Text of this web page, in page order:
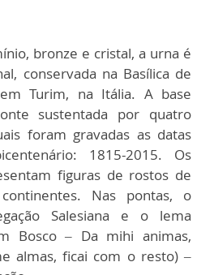
bronze e cristal, a urna é
conservada na Basílica de
Turim, na Itália. A base
sustentada por quatro
foram gravadas as datas
1815-2015. Os
figuras de rostos de
Nas pontas, o
Salesiana e o lema
Bosco – Da mihi animas,
almas, ficai com o resto) –